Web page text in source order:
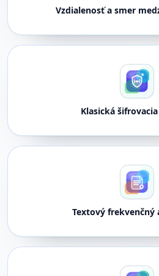
Vzdialenosť a smer
Klasická
Textový frekvenčný